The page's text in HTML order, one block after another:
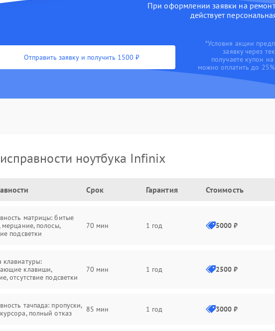
При оформлении заявки на ремонт
действует
Отправить заявку и получить 1500 ₽
*Условия акции
заявку через
получаете купон
можно оплатить до
ноутбука Infinix
Срок Гарантия Стоимость
матрицы: битые
мерцание, полосы,
подсветки
70 мин 1 год 5000 ₽
клавиатуры:
клавиши,
отсутствие подсветки
70 мин 1 год 2500 ₽
тачпада: пропуски,
полный отказ
85 мин 1 год 3000 ₽